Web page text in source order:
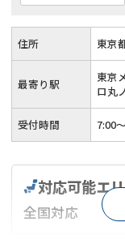
住所 東京
最寄り駅
東京
ロ丸
受付時間 7:00
対応可能エ
全国対応